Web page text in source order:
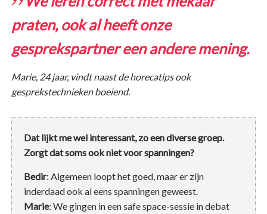
praten, ook al heeft onze
gesprekspartner een andere mening.
Marie, 24 jaar, vindt naast de horecatips ook
gesprekstechnieken boeiend.
Dat lijkt me wel interessant, zo een diverse groep.
Zorgt dat soms ook niet voor spanningen?
Bedir: Algemeen loopt het goed, maar er zijn
inderdaad ook al eens spanningen geweest.
Marie: We gingen in een safe space-sessie in debat